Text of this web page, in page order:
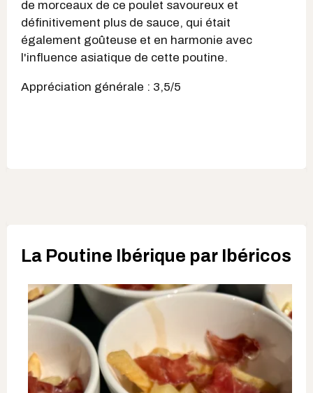
de morceaux de ce poulet savoureux et
définitivement plus de sauce, qui était
également goûteuse et en harmonie avec
l'influence asiatique de cette poutine.
Appréciation générale : 3,5/5
La Poutine Ibérique par Ibéricos